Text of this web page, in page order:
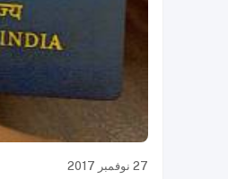
27 نوفمبر 2017